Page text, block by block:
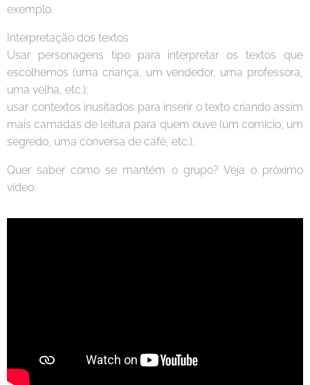
exemplo.
Interpretação dos textos
Usar personagens tipo para interpretar os textos que
escolhemos (uma criança, um vendedor, uma professora,
uma velha, etc.);
usar contextos inusitados para inserir o texto criando assim
mais camadas de leitura para quem ouve (um comício, um
segredo, uma conversa de café, etc.).
Quer saber como se mantém o grupo? Veja o próximo
vídeo.